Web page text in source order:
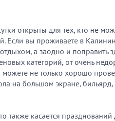
открыты для тех, кто не
Если вы проживаете в
а заодно и поправить
категорий, от очень
не только хорошо
на большом экране,
также касается